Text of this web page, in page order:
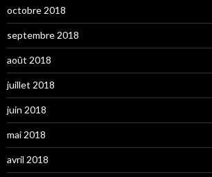
octobre 2018
septembre 2018
août 2018
juillet 2018
juin 2018
mai 2018
avril 2018